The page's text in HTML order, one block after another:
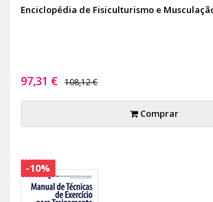
Enciclopédia de Fisiculturismo e
97,31 € 108,12 €
Comprar
-10%